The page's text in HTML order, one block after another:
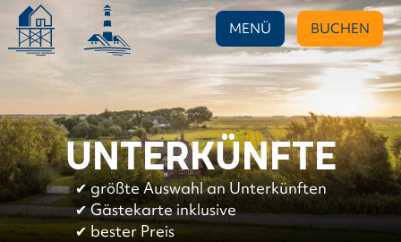
MENÜ BUCHEN
UNTERKÜNFTE
✔︎größte Auswahl an Unterkünften
✔︎Gästekarte inklusive
✔︎ bester Preis